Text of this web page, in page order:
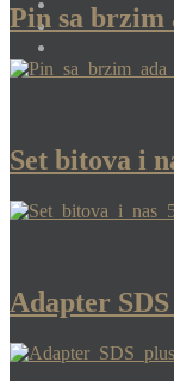
Pin sa brzim
Set bitova i
Adapter